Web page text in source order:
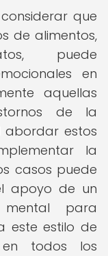
que
de alimentos,
puede
en
aquellas
de la
abordar estos
la
casos puede
apoyo de un
para
este estilo de
en todos los